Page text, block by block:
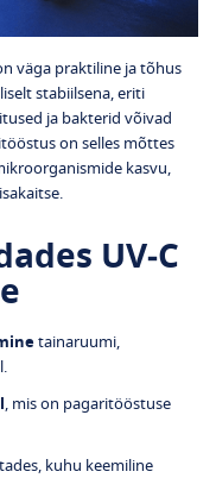
väga praktiline ja tõhus
stabiilsena, eriti
ja bakterid võivad
on selles mõttes
kasvu,
UV‑C
tainaruumi,
, mis on pagaritööstuse
kuhu keemiline